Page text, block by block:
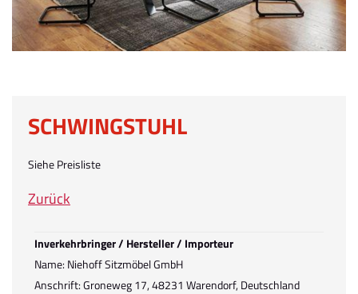
SCHWINGSTUHL
Siehe Preisliste
Zurück
Inverkehrbringer / Hersteller / Importeur
Name: Niehoff Sitzmöbel GmbH
Anschrift: Groneweg 17, 48231 Warendorf, Deutschland